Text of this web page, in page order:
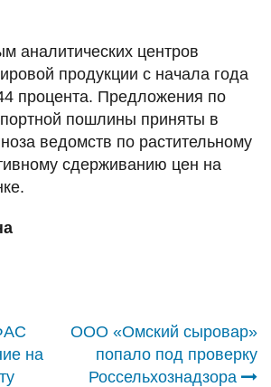
аналитических центров
продукции с начала года
процента. Предложения по
пошлины приняты в
ведомств по растительному
сдерживанию цен на
на
ООО «Омский сыровар»
попало под проверку
Россельхознадзора